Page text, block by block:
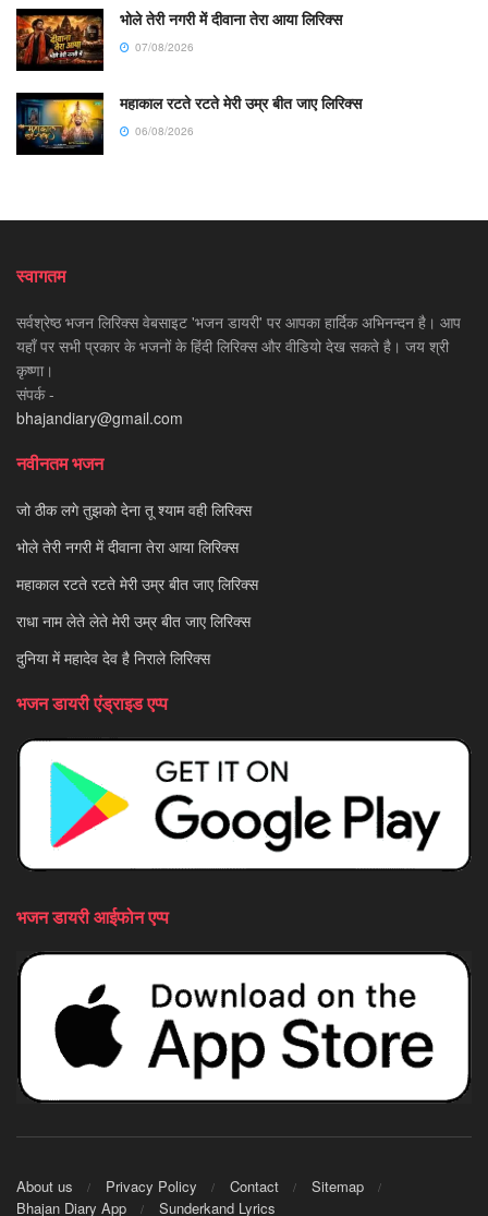
भोले तेरी नगरी में दीवाना तेरा आया लिरिक्स
07/08/2026
महाकाल रटते रटते मेरी उम्र बीत जाए लिरिक्स
06/08/2026
स्वागतम
सर्वश्रेष्ठ भजन लिरिक्स वेबसाइट 'भजन डायरी' पर आपका हार्दिक अभिनन्दन है। आप
यहाँ पर सभी प्रकार के भजनों के हिंदी लिरिक्स और वीडियो देख सकते है। जय श्री
कृष्णा।
संपर्क -
bhajandiary@gmail.com
नवीनतम भजन
जो ठीक लगे तुझको देना तू श्याम वही लिरिक्स
भोले तेरी नगरी में दीवाना तेरा आया लिरिक्स
महाकाल रटते रटते मेरी उम्र बीत जाए लिरिक्स
राधा नाम लेते लेते मेरी उम्र बीत जाए लिरिक्स
दुनिया में महादेव देव है निराले लिरिक्स
भजन डायरी एंड्राइड एप्प
भजन डायरी आईफोन एप्प
About us Privacy Policy Contact
Sitemap
Bhajan Diary App
Sunderkand Lyrics